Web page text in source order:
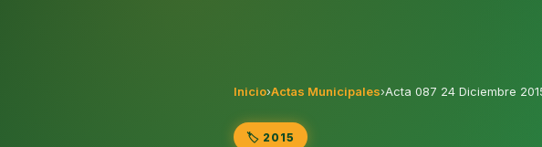
Inicio›Actas Municipales›Acta 087 24 Diciembre
🏷️ 2015